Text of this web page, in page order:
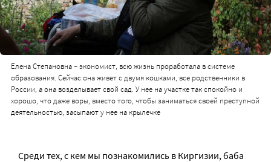
Елена Степановна – экономист, всю жизнь проработала в системе
образования. Сейчас она живет с двумя кошками, все родственники в
России, а она возделывает свой сад. У нее на участке так спокойно и
хорошо, что даже воры, вместо того, чтобы заниматься своей преступной
деятельностью, засыпают у нее на крылечке
Среди тех, с кем мы познакомились в Киргизии, баба